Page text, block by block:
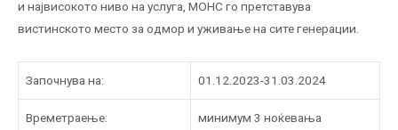
и највисокото ниво на услуга, МОНС го претставува
вистинското место за одмор и уживање на сите генерации.
Започнува на: 01.12.2023-31.03.2024
Времетраење: минимум 3 ноќевања